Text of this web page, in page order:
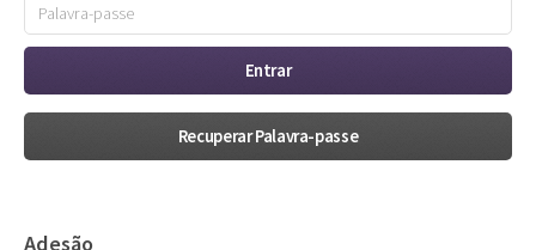
Recuperar Palavra-passe
Adesão